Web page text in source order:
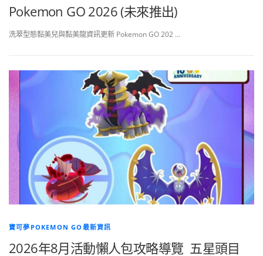
Pokemon GO 2026 (未來推出)
洗翠型態黏美兒與黏美龍資訊更新 Pokemon GO 202 …
寶可夢POKEMON GO最新資訊
2026年8月活動懶人包攻略導覽 五星頭目